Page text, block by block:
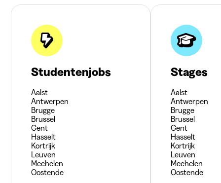
Studentenjobs
Aalst
Antwerpen
Brugge
Brussel
Gent
Hasselt
Kortrijk
Leuven
Mechelen
Oostende
Stages
Aalst
Antwerpen
Brugge
Brussel
Gent
Hasselt
Kortrijk
Leuven
Mechelen
Oostende